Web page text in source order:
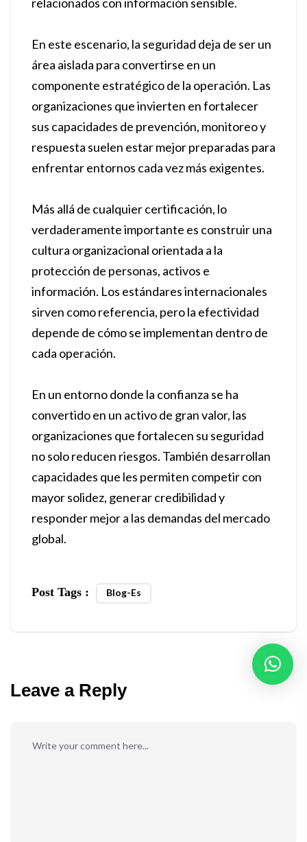
En este escenario, la seguridad deja de ser un
área aislada para convertirse en un
componente estratégico de la operación. Las
organizaciones que invierten en fortalecer
sus capacidades de prevención, monitoreo y
respuesta suelen estar mejor preparadas para
enfrentar entornos cada vez más exigentes.
Más allá de cualquier certificación, lo
verdaderamente importante es construir una
cultura organizacional orientada a la
protección de personas, activos e
información. Los estándares internacionales
sirven como referencia, pero la efectividad
depende de cómo se implementan dentro de
cada operación.
En un entorno donde la confianza se ha
convertido en un activo de gran valor, las
organizaciones que fortalecen su seguridad
no solo reducen riesgos. También desarrollan
capacidades que les permiten competir con
mayor solidez, generar credibilidad y
responder mejor a las demandas del mercado
global.
Post Tags : Blog-Es
Leave a Reply